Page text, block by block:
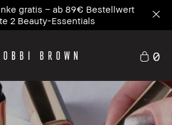
gratis – ab 89€ Bestellwert
2 Beauty-Essentials
0